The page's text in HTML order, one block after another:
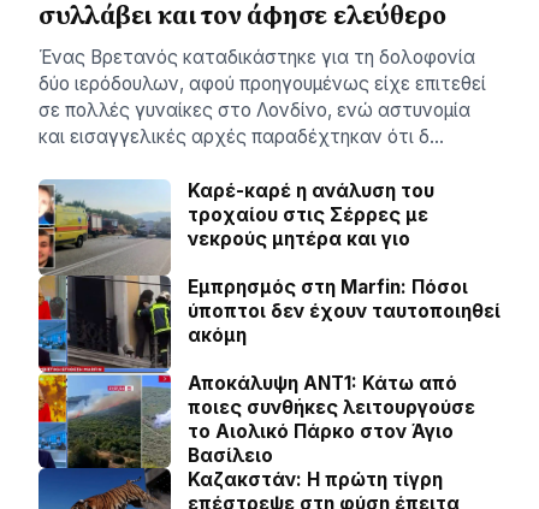
συλλάβει και τον άφησε ελεύθερο
Ένας Βρετανός καταδικάστηκε για τη δολοφονία
δύο ιερόδουλων, αφού προηγουμένως είχε επιτεθεί
σε πολλές γυναίκες στο Λονδίνο, ενώ αστυνομία
και εισαγγελικές αρχές παραδέχτηκαν ότι δ…
Καρέ-καρέ η ανάλυση του
τροχαίου στις Σέρρες με
νεκρούς μητέρα και γιο
Εμπρησμός στη Marfin: Πόσοι
ύποπτοι δεν έχουν ταυτοποιηθεί
ακόμη
Αποκάλυψη ΑΝΤ1: Κάτω από
ποιες συνθήκες λειτουργούσε
το Αιολικό Πάρκο στον Άγιο
Βασίλειο
Καζακστάν: Η πρώτη τίγρη
επέστρεψε στη φύση έπειτα